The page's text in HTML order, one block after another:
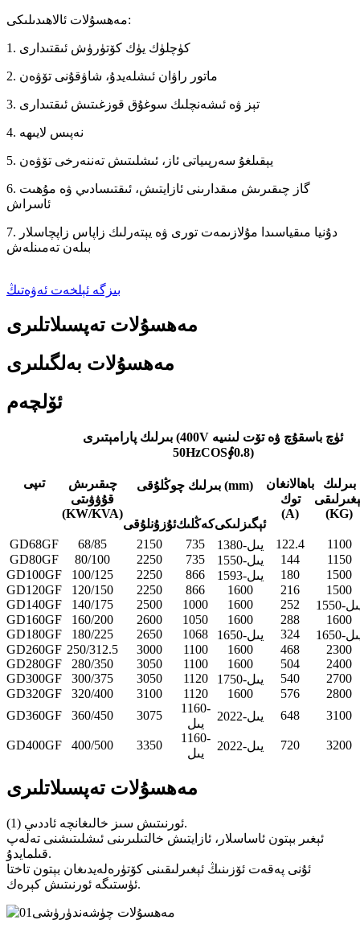
مەھسۇلات ئالاھىدىلىكى:
1. كۈچلۈك يۈك كۆتۈرۈش ئىقتىدارى
2. ماتور راۋان ئىشلەيدۇ، شاۋقۇنى تۆۋەن
3. تېز ۋە ئىشەنچلىك سوغۇق قوزغىتىش ئىقتىدارى
4. نەپىس لايىھە
5. يېقىلغۇ سەرپىياتى ئاز، ئىشلىتىش تەننەرخى تۆۋەن
6. گاز چىقىرىش مىقدارىنى ئازايتىش، ئىقتىسادىي ۋە مۇھىت
ئاسراش
7. دۇنيا مىقياسىدا مۇلازىمەت تورى ۋە يېتەرلىك زاپاس زاپچاسلار
بىلەن تەمىنلەش
بىزگە ئېلخەت ئەۋەتىڭ
مەھسۇلات تەپسىلاتلىرى
مەھسۇلات بەلگىلىرى
ئۆلچەم
تىپى
بىرلىك پارامېتىرى (400V ئۈچ باسقۇچ ۋە تۆت لىنىيە
50HzCOS∮0.8)
چىقىرىش
قۇۋۋىتى
(KW/KVA)
بىرلىك چوڭلۇقى (mm)
باھالانغان
توك
(A)
بىرلىك
(KG)
ئۇزۇنلۇقىكەڭلىكئېگىزلىكى
GD68GF
68/85 2150 735 1380-يىل 122.4
1100
GD80GF
80/100 2250 735 1550-يىل 144
1150
GD100GF
100/125 2250 866 1593-يىل 180
1500
GD120GF
120/150 2250 866 1600 216
1500
GD140GF
140/175 2500 1000 1600 252
يىل
GD160GF
160/200 2600 1050 1600 288
1600
GD180GF
180/225 2650 1068 1650-يىل 324
يىل
GD260GF 250/312.5 3000 1100 1600 468
2300
GD280GF
280/350 3050 1100 1600 504
2400
GD300GF
300/375 3050 1120 1750-يىل 540
2700
GD320GF
320/400 3100 1120 1600 576
2800
GD360GF
360/450 3075
1160-
يىل
2022-يىل 648 3100
GD400GF 400/500 3350
1160-
يىل
2022-يىل 720 3200
مەھسۇلات تەپسىلاتلىرى
(1) ئورنىتىش سىز خالىغانچە ئاددىي.
ئېغىر بېتون ئاساسلار، ئازايتىش خالتىلىرىنى ئىشلىتىشنى تەلەپ
قىلمايدۇ.
ئۇنى پەقەت ئۆزىنىڭ ئېغىرلىقىنى كۆتۈرەلەيدىغان بېتون تاختا
ئۈستىگە ئورنىتىش كېرەك.